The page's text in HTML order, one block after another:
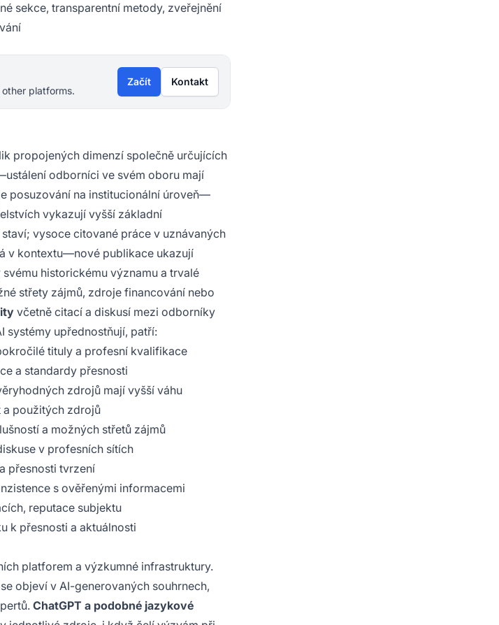
sekce, transparentní metody, zveřejnění
platforms.
Začít Kontakt
propojených dimenzí společně určujících
odborníci ve svém oboru mají
posuzování na institucionální úroveň—
vykazují vyšší základní
vysoce citované práce v uznávaných
v kontextu—nové publikace ukazují
historickému významu a trvalé
střety zájmů, zdroje financování nebo
včetně citací a diskusí mezi odborníky
systémy upřednostňují, patří:
tituly a profesní kvalifikace
a standardy přesnosti
zdrojů mají vyšší váhu
a použitých zdrojů
a možných střetů zájmů
v profesních sítích
přesnosti tvrzení
s ověřenými informacemi
reputace subjektu
k přesnosti a aktuálnosti
platforem a výzkumné infrastruktury.
objeví v AI-generovaných souhrnech,
ChatGPT a podobné jazykové